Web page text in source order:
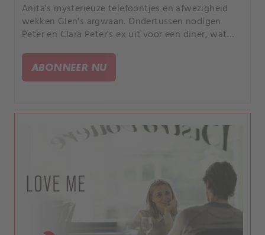
Anita's mysterieuze telefoontjes en afwezigheid
wekken Glen's argwaan. Ondertussen nodigen
Peter en Clara Peter's ex uit voor een diner, wat
een DNA-test eist.
ABONNEER NU